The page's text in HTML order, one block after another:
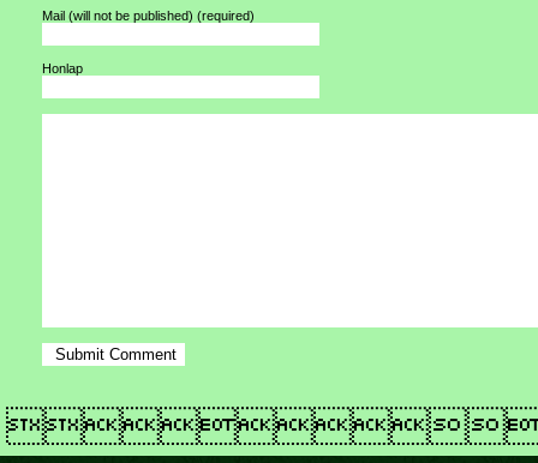
Mail (will not be published) (required)
Honlap